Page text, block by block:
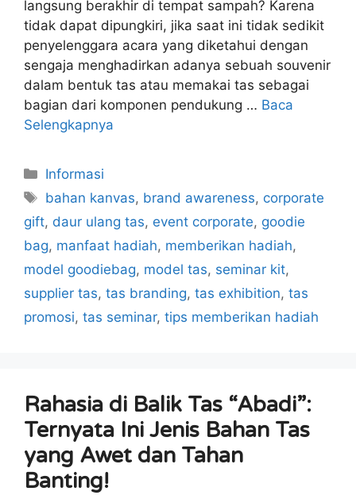
langsung berakhir di tempat sampah? Karena
tidak dapat dipungkiri, jika saat ini tidak sedikit
penyelenggara acara yang diketahui dengan
sengaja menghadirkan adanya sebuah souvenir
dalam bentuk tas atau memakai tas sebagai
bagian dari komponen pendukung … Baca
Selengkapnya
Kategori
Informasi
Tag
bahan kanvas, brand awareness, corporate
gift, daur ulang tas, event corporate, goodie
bag, manfaat hadiah, memberikan hadiah,
model goodiebag, model tas, seminar kit,
supplier tas, tas branding, tas exhibition, tas
promosi, tas seminar, tips memberikan hadiah
Rahasia di Balik Tas “Abadi”:
Ternyata Ini Jenis Bahan Tas
yang Awet dan Tahan
Banting!